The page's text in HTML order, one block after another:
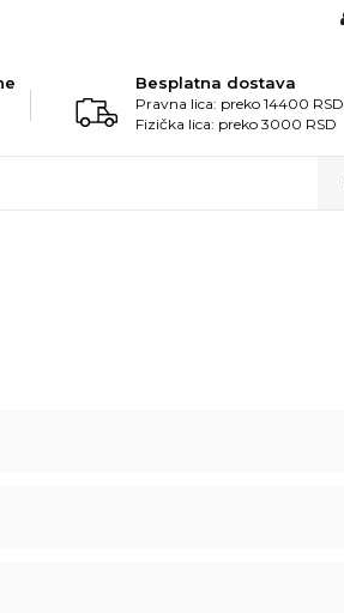
Besplatna dostava
Pravna lica: preko 14400 RSD
Fizička lica: preko 3000 RSD